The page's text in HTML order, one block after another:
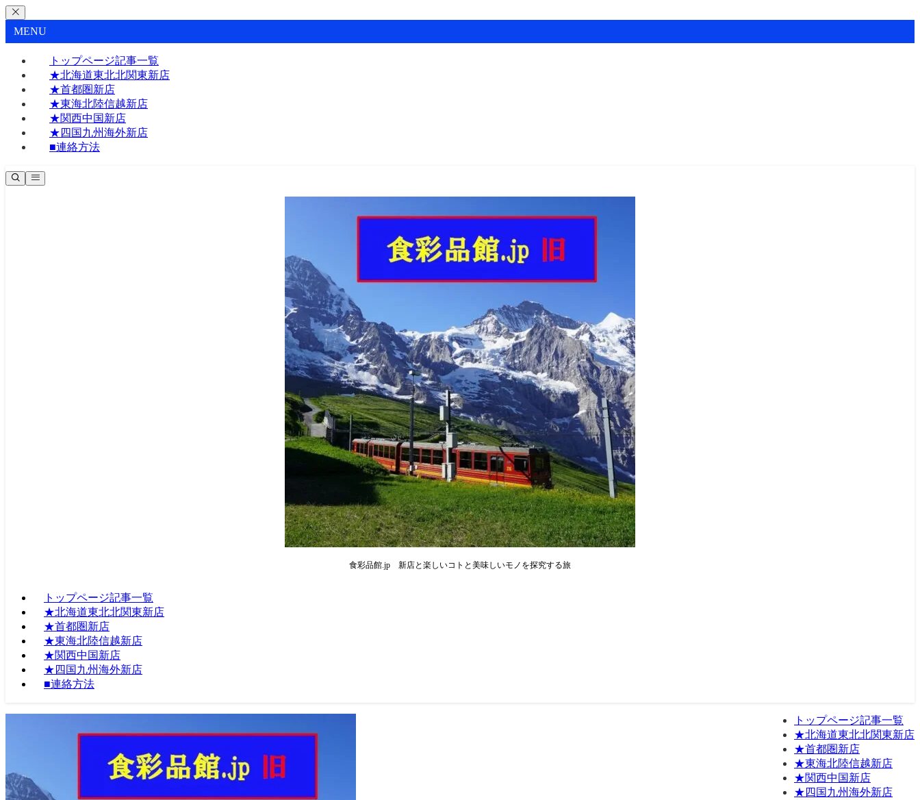
MENU
トップページ記事一覧
★北海道東北北関東新店
★首都圏新店
★東海北陸信越新店
★関西中国新店
★四国九州海外新店
■連絡方法
食彩品館.jp 新店と楽しいコトと美味しいモノを探究する旅
トップページ記事一覧
★北海道東北北関東新店
★首都圏新店
★東海北陸信越新店
★関西中国新店
★四国九州海外新店
■連絡方法
トップページ記事一覧
★北海道東北北関東新店
★首都圏新店
★東海北陸信越新店
★関西中国新店
★四国九州海外新店